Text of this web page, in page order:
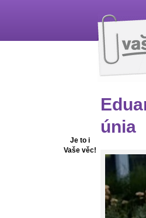
Je to i
Vaše věc!
únia